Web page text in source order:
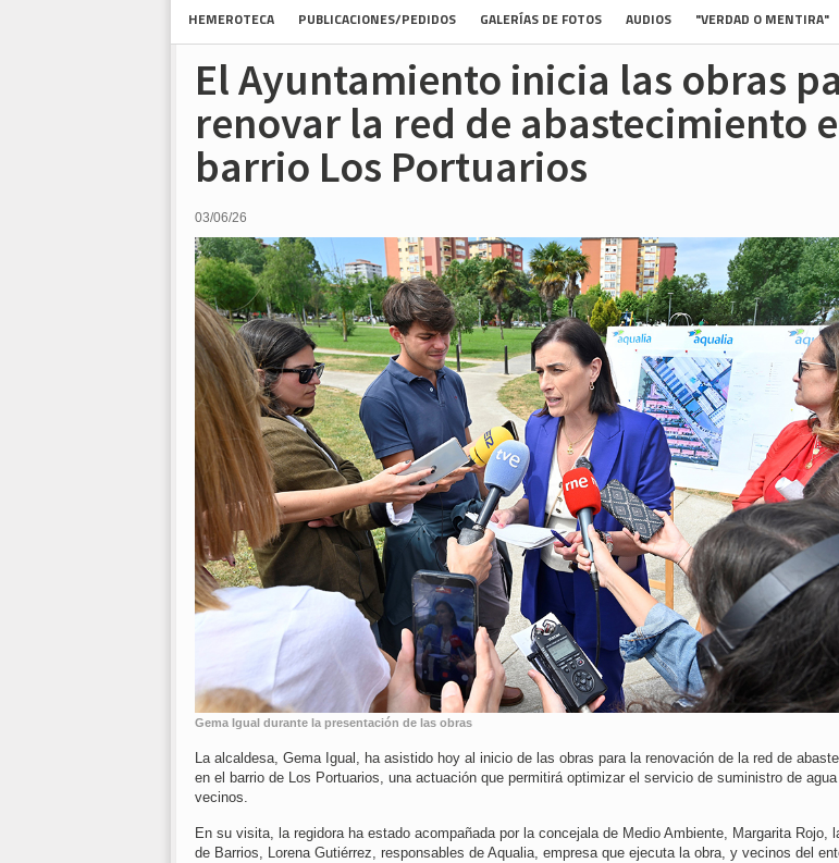
HEMEROTECA PUBLICACIONES/PEDIDOS GALERÍAS DE FOTOS AUDIOS "VERDAD O MENTIRA"
El Ayuntamiento inicia las obras
renovar la red de abastecimiento
barrio Los Portuarios
03/06/26
Gema Igual durante la presentación de las obras
La alcaldesa, Gema Igual, ha asistido hoy al inicio de las obras para la renovación de la red de
en el barrio de Los Portuarios, una actuación que permitirá optimizar el servicio de suministro de
vecinos.
En su visita, la regidora ha estado acompañada por la concejala de Medio Ambiente, Margarita Rojo,
de Barrios, Lorena Gutiérrez, responsables de Aqualia, empresa que ejecuta la obra, y vecinos del